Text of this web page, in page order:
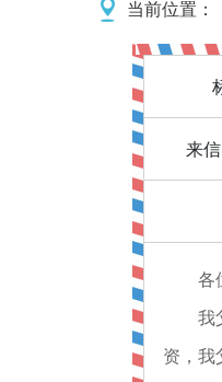
当前位置：
来信
各
我
资，我